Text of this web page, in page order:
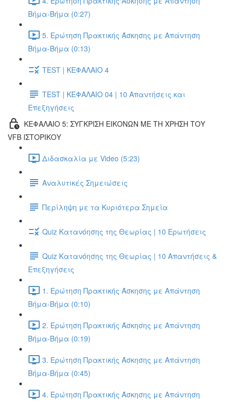
Βήμα-Βήμα (0:27)
5. Ερώτηση Πρακτικής Άσκησης με Απάντηση
Βήμα-Βήμα (0:13)
TEST | ΚΕΦΑΛΑΙΟ 4
TEST | ΚΕΦΑΛΑΙΟ 04 | 10 Απαντήσεις και
Επεξηγήσεις
ΚΕΦΑΛΑΙΟ 5: ΣΥΓΚΡΙΣΗ ΕΙΚΟΝΩΝ ΜΕ ΤΗ ΧΡΗΣΗ ΤΟΥ
VFB ΙΣΤΟΡΙΚΟΥ
Διδασκαλία με Video (5:23)
Αναλυτικές Σημειώσεις
Περίληψη με τα Κυριότερα Σημεία
Quiz Κατανόησης της Θεωρίας | 10 Ερωτήσεις
Quiz Κατανόησης της Θεωρίας | 10 Απαντήσεις &
Επεξηγήσεις
1. Ερώτηση Πρακτικής Άσκησης με Απάντηση
Βήμα-Βήμα (0:10)
2. Ερώτηση Πρακτικής Άσκησης με Απάντηση
Βήμα-Βήμα (0:19)
3. Ερώτηση Πρακτικής Άσκησης με Απάντηση
Βήμα-Βήμα (0:45)
4. Ερώτηση Πρακτικής Άσκησης με Απάντηση